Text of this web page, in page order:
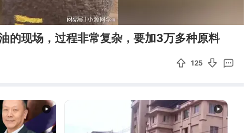
的现场，过程非常复杂，要加3万多种原料
125